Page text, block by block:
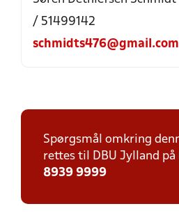
/ 51499142
schmidts476@gmail.com
Spørgsmål omkring
rettes til DBU Jylland på
8939 9999